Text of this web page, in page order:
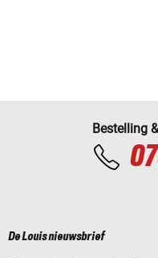
Bestelling
De Louis nieuwsbrief